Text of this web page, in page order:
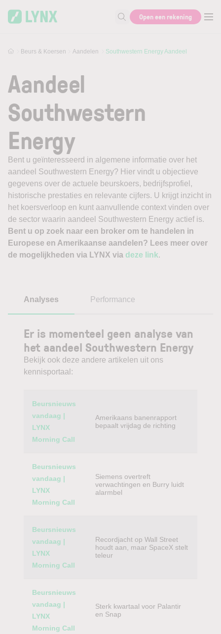
Zoek naar informatie
Open een rekening
Beurs & Koersen Aandelen Southwestern Energy Aandeel
Aandeel
Southwestern
Energy
Bent u geïnteresseerd in algemene informatie over het
aandeel Southwestern Energy? Hier vindt u objectieve
gegevens over de actuele beurskoers, bedrijfsprofiel,
historische prestaties en relevante cijfers. U krijgt inzicht in
het koersverloop en kunt aanvullende context vinden over
de sector waarin aandeel Southwestern Energy actief is.
Bent u op zoek naar een broker om te handelen in
Europese en Amerikaanse aandelen? Lees meer over
de mogelijkheden via LYNX via deze link.
Analyses Performance
Er is momenteel geen analyse van
het aandeel Southwestern Energy
Bekijk ook deze andere artikelen uit ons
kennisportaal:
Category
Beursnieuws
vandaag |
LYNX
Morning Call
Amerikaans banenrapport
bepaalt vrijdag de richting
Beursnieuws
vandaag |
LYNX
Morning Call
Siemens overtreft
verwachtingen en Burry luidt
alarmbel
Beursnieuws
vandaag |
LYNX
Morning Call
Recordjacht op Wall Street
houdt aan, maar SpaceX stelt
teleur
Beursnieuws
vandaag |
LYNX
Morning Call
Sterk kwartaal voor Palantir
en Snap